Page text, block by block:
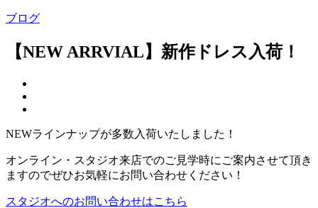
ブログ
【NEW ARRVIAL】新作ドレス入荷！
NEWラインナップが多数入荷いたしました！
オンライン・スタジオ来店でのご見学時にご案内させて頂き
ますのでぜひお気軽にお問い合わせください！
スタジオへのお問い合わせはこちら